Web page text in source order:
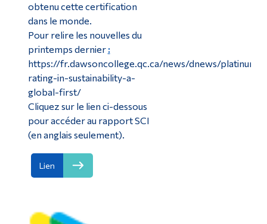
obtenu cette certification
dans le monde.
Pour relire les nouvelles du
printemps dernier :
https://fr.dawsoncollege.qc.ca/news/dnews/platinum-
rating-in-sustainability-a-
global-first/
Cliquez sur le lien ci-dessous
pour accéder au rapport SCI
(en anglais seulement).
Lien